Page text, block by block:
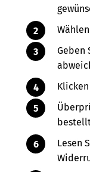
Geben
Lesen